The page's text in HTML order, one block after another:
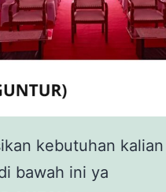
kebutuhan
bawah ini ya